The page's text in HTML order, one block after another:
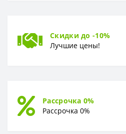
Скидки до -10%
Лучшие цены!
Рассрочка 0%
Рассрочка 0%